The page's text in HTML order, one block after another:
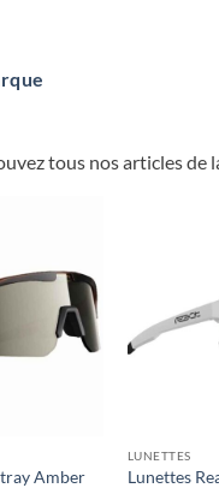
tous nos articles de
Amber
LUNETTES
Lunettes